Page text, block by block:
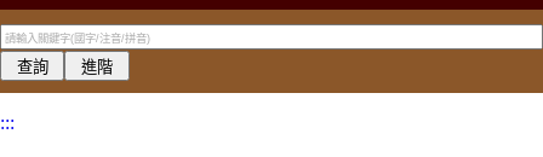
:::